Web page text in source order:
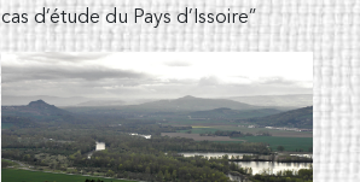
cas d’étude du Pays d’Issoire”